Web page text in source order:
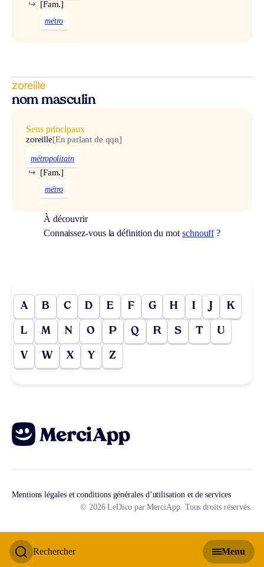
Rechercher Menu
[Fam.]
↪
métro
zoreille
nom masculin
Sens principaux
zoreille[En parlant de qqn]
métropolitain
[Fam.]
↪
métro
À découvrir
Connaissez-vous la définition du mot schnouff?
A B C D E F G H I J K
L M N O P Q R S T U
V W X Y Z
Mentions légales et conditions générales d’utilisation et de services
© 2026 LeDico par MerciApp. Tous droits réservés.